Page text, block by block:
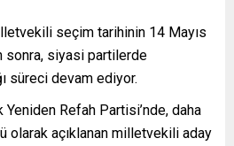
seçim tarihinin 14 Mayıs
sonra, siyasi partilerde
süreci devam ediyor.
Refah Partisi’nde, daha
olarak açıklanan milletvekili aday